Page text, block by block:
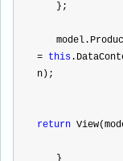
};
= this
n);
return
}